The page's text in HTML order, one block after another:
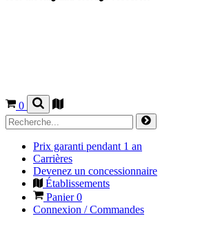
0
Prix garanti pendant 1 an
Carrières
Devenez un concessionnaire
Établissements
Panier0
Connexion / Commandes